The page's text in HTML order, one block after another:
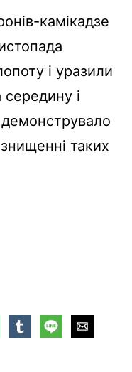
камікадзе
і уразили
середину і
таких